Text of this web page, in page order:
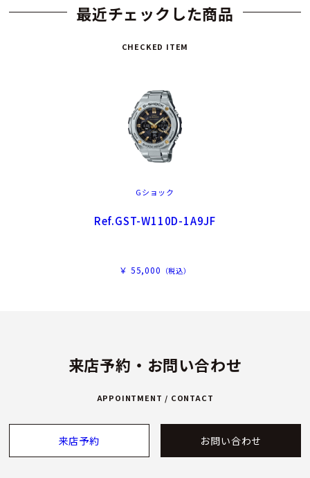
最近チェックした商品
CHECKED ITEM
Gショック
Ref.GST-W110D-1A9JF
￥ 55,000 （税込）
来店予約・お問い合わせ
APPOINTMENT / CONTACT
来店予約 お問い合わせ